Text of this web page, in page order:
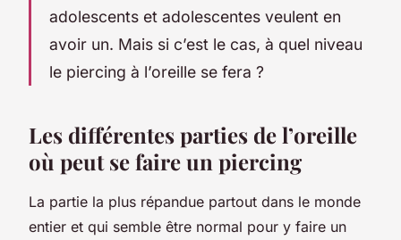
adolescents et adolescentes veulent en
avoir un. Mais si c’est le cas, à quel niveau
le piercing à l’oreille se fera ?
Les différentes parties de l’oreille
où peut se faire un piercing
La partie la plus répandue partout dans le monde
entier et qui semble être normal pour y faire un